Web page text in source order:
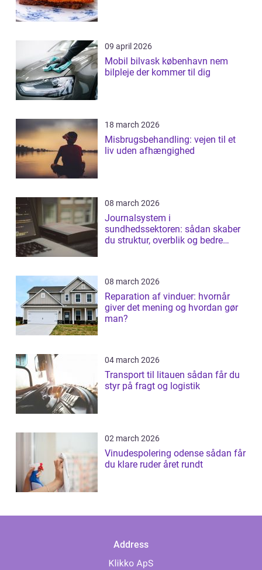
09 april 2026
Mobil bilvask københavn nem
bilpleje der kommer til dig
18 march 2026
Misbrugsbehandling: vejen til et
liv uden afhængighed
08 march 2026
Journalsystem i
sundhedssektoren: sådan skaber
du struktur, overblik og bedre
08 march 2026
Reparation af vinduer: hvornår
giver det mening og hvordan gør
man?
04 march 2026
Transport til litauen sådan får du
styr på fragt og logistik
02 march 2026
Vinudespolering odense sådan får
du klare ruder året rundt
Address